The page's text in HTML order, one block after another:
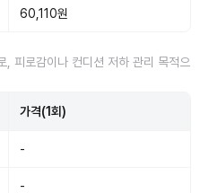
60,110원
, 피로감이나 컨디션 저하 관리 목적으
가격(1회)
-
-